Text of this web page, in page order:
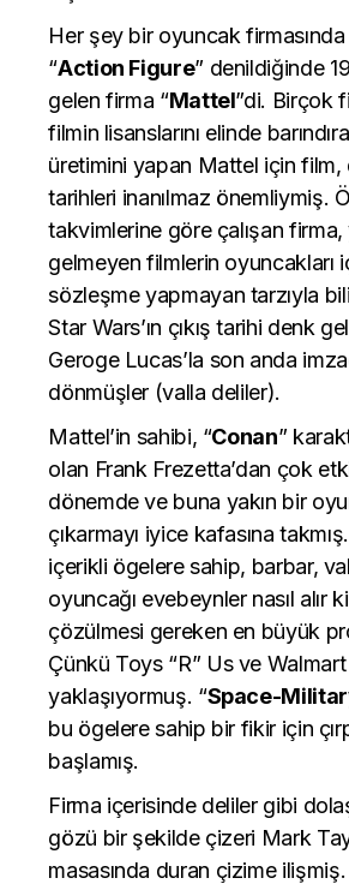
Her şey bir oyuncak firmasında
“Action Figure” denildiğinde
gelen firma “Mattel”di. Birçok
filmin lisanslarını elinde
üretimini yapan Mattel için film,
tarihleri inanılmaz önemliymiş.
takvimlerine göre çalışan firma,
gelmeyen filmlerin oyuncakları
sözleşme yapmayan tarzıyla
Star Wars’ın çıkış tarihi denk
Geroge Lucas’la son anda
dönmüşler (valla deliler).
Mattel’in sahibi, “Conan”
olan Frank Frezetta’dan çok
dönemde ve buna yakın bir
çıkarmayı iyice kafasına
içerikli ögelere sahip, barbar,
oyuncağı evebeynler nasıl alır
çözülmesi gereken en büyük
Çünkü Toys “R” Us ve
yaklaşıyormuş. “Space-
bu ögelere sahip bir fikir için
başlamış.
Firma içerisinde deliler gibi
gözü bir şekilde çizeri Mark
masasında duran çizime